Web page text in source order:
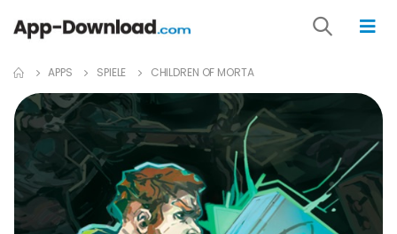
APPS SPIELE CHILDREN OF MORTA